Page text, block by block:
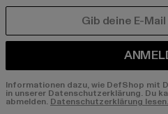
Informationen dazu, wie DefShop mit
in unserer Datenschutzerklärung. Du
abmelden. Datenschutzerklärung lesen.